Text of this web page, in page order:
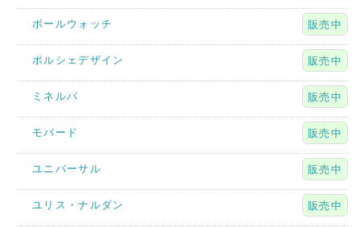
ボールウォッチ 販売中
ポルシェデザイン 販売中
ミネルバ 販売中
モバード 販売中
ユニバーサル 販売中
ユリス・ナルダン 販売中